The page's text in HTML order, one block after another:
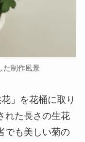
た制作風景
」を花桶に取り
れた長さの生花
でも美しい菊の